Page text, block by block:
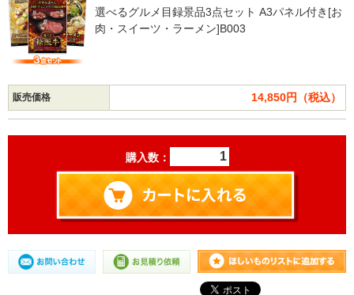
選べるグルメ目録景品3点セット A3パネル付き[お
肉・スイーツ・ラーメン]B003
販売価格 14,850円（税込）
購入数：